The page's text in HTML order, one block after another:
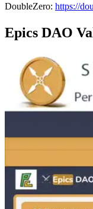
DoubleZero: https://
Epics DAO